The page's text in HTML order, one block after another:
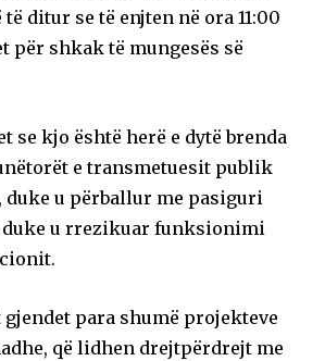
ditur se të enjten në ora 11:00
për shkak të mungesës së
se kjo është herë e dytë brenda
e transmetuesit publik
duke u përballur me pasiguri
duke u rrezikuar funksionimi
para shumë projekteve
që lidhen drejtpërdrejt me